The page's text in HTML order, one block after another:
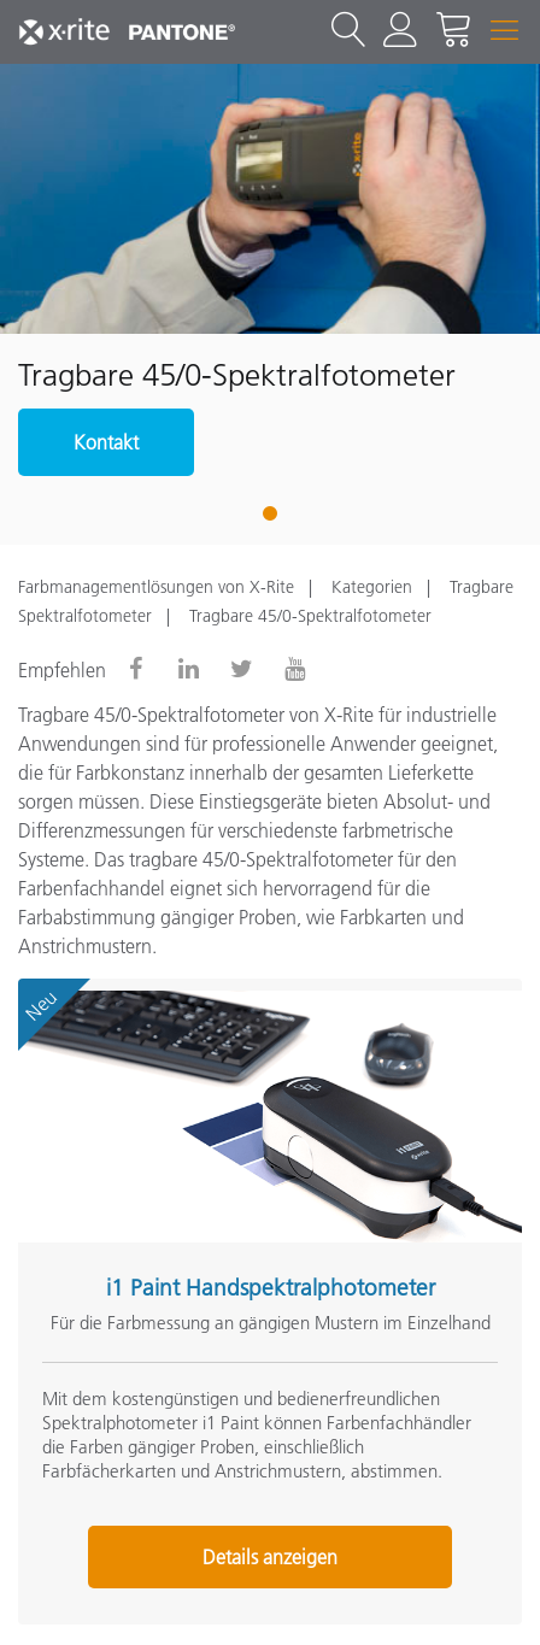
Tragbare 45/0-Spektralfotometer
Kontakt
1
Farbmanagementlösungen von X-Rite Kategorien
Tragbare
Spektralfotometer
Tragbare 45/0-Spektralfotometer
Empfehlen
Tragbare 45/0-Spektralfotometer von X-Rite für industrielle
Anwendungen sind für professionelle Anwender geeignet,
die für Farbkonstanz innerhalb der gesamten Lieferkette
sorgen müssen. Diese Einstiegsgeräte bieten Absolut- und
Differenzmessungen für verschiedenste farbmetrische
Systeme. Das tragbare 45/0-Spektralfotometer für den
Farbenfachhandel eignet sich hervorragend für die
Farbabstimmung gängiger Proben, wie Farbkarten und
Anstrichmustern.
Neu
i1 Paint Handspektralphotometer
Für die Farbmessung an gängigen Mustern im Einzelhand
Mit dem kostengünstigen und bedienerfreundlichen
Spektralphotometer i1 Paint können Farbenfachhändler
die Farben gängiger Proben, einschließlich
Farbfächerkarten und Anstrichmustern, abstimmen.
Details anzeigen